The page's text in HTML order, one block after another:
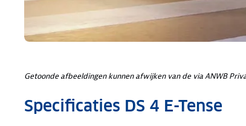
Getoonde afbeeldingen kunnen afwijken van de via ANWB
Specificaties DS 4 E-Tense